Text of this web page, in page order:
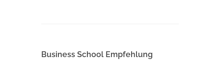
Business School Empfehlung